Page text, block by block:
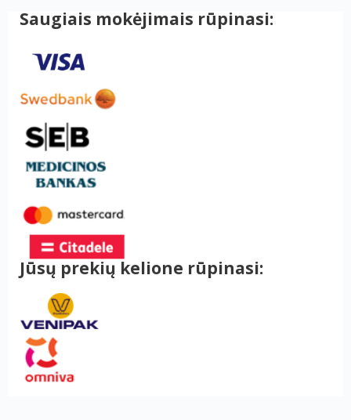
Saugiais mokėjimais rūpinasi:
Jūsų prekių kelione rūpinasi: